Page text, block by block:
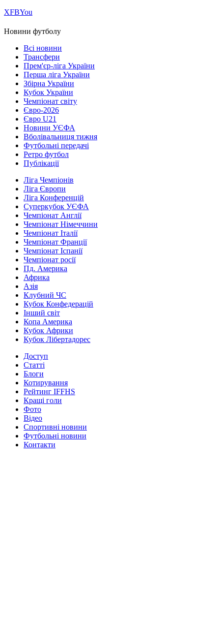
ХFBYou
Новини футболу
Всі новини
Трансфери
Прем'єр-ліга України
Перша ліга України
Збірна України
Кубок України
Чемпіонат світу
Євро-2026
Євро U21
Новини УЄФА
Вболівальниця тижня
Футбольні передачі
Ретро футбол
Публікації
Ліга Чемпіонів
Ліга Європи
Ліга Конференцій
Суперкубок УЄФА
Чемпіонат Англії
Чемпіонат Німеччини
Чемпіонат Італії
Чемпіонат Франції
Чемпіонат Іспанії
Чемпіонат росії
Пд. Америка
Африка
Азія
Клубний ЧС
Кубок Конфедерацій
Інший світ
Копа Америка
Кубок Африки
Кубок Лібертадорес
Доступ
Статті
Блоги
Котирування
Рейтинг IFFHS
Кращі голи
Фото
Відео
Спортивні новини
Футбольні новини
Контакти